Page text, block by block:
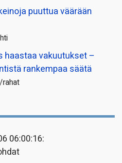
puuttua väärään
haastaa vakuutukset –
rankempaa säätä
rahat
06:00:16: